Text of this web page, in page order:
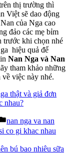
thị trường thì
Việt sẽ dao động
của Nga cao
đảo các mẹ bỉm
trước khi chọn nhé
hiệu quả để
Nan Nga và Nan
tham khảo những
việc này nhé.
thật và giả đơn
nhau?
Posted
in
nan nga va nan
co gi khac nhau
bú bao nhiêu sữa